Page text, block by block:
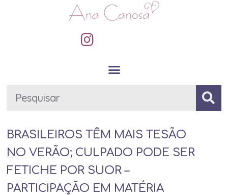
BRASILEIROS TÊM MAIS TESÃO
NO VERÃO; CULPADO PODE SER
FETICHE POR SUOR –
PARTICIPAÇÃO EM MATÉRIA